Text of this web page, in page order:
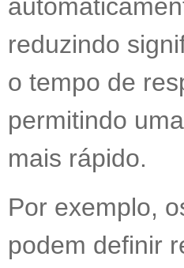
reduzindo
o tempo de
permitindo
mais rápido.
Por exemplo,
podem definir